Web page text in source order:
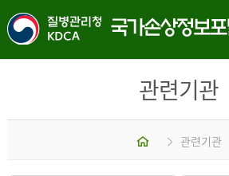
관련기관
홈 관련기관